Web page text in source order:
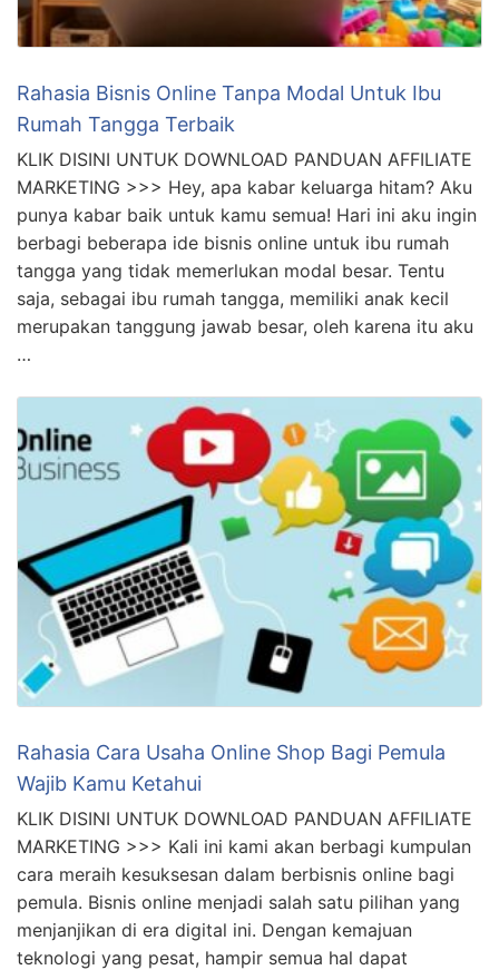
Rahasia Bisnis Online Tanpa Modal Untuk Ibu
Rumah Tangga Terbaik
KLIK DISINI UNTUK DOWNLOAD PANDUAN AFFILIATE
MARKETING >>> Hey, apa kabar keluarga hitam? Aku
punya kabar baik untuk kamu semua! Hari ini aku ingin
berbagi beberapa ide bisnis online untuk ibu rumah
merupakan tanggung jawab besar, oleh karena itu aku
…
Rahasia Cara Usaha Online Shop Bagi Pemula
Wajib Kamu Ketahui
KLIK DISINI UNTUK DOWNLOAD PANDUAN AFFILIATE
MARKETING >>> Kali ini kami akan berbagi kumpulan
cara meraih kesuksesan dalam berbisnis online bagi